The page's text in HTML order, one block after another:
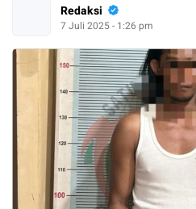
Redaksi
7 Juli 2025 - 1:26 pm